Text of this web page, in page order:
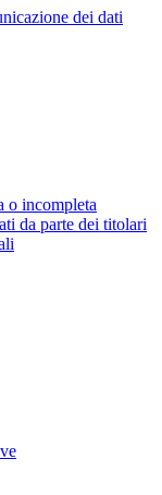
dei dati
o incompleta
da parte dei titolari